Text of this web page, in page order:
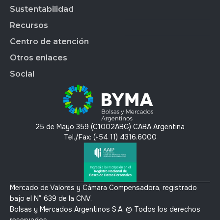
Indices
Soluciones Tecnológicas
OMS
Anima
BYMADATA
BYMA DIGITAL
BYMALAB
Gobierno Corporativo
Acción de BYMA
Hechos Relevantes
Calendario Anual de RI
Grupo BYMA
Nuestra gente
Trabajá en BYMA
APLICAR
BYMA VENTURES
Sustentabilidad
Reportes
Gestión Interna
Índice de Sustentabilidad
Panel de Bonos SVS
Panel de Bonos VS
Mercado Voluntario de Carbono
Recursos
BYMA Newsroom
Kit de Prensa BYMA
Centro de atención
Contacto
Preguntas Frecuentes
Otros enlaces
T´érminos y condiciones
Política de privacidad y protección de datos
Social
Youtube25 de Mayo 359 (C1002ABG) CABA Argentina
Tel./Fax: (+54 11) 4316.6000
Mercado de Valores y Cámara Compensadora, registrado
bajo el N° 639 de la CNV.
Bolsas y Mercados Argentinos S.A. © Todos los derechos